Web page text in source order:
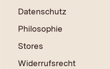
Datenschutz
Philosophie
Stores
Widerrufsrecht